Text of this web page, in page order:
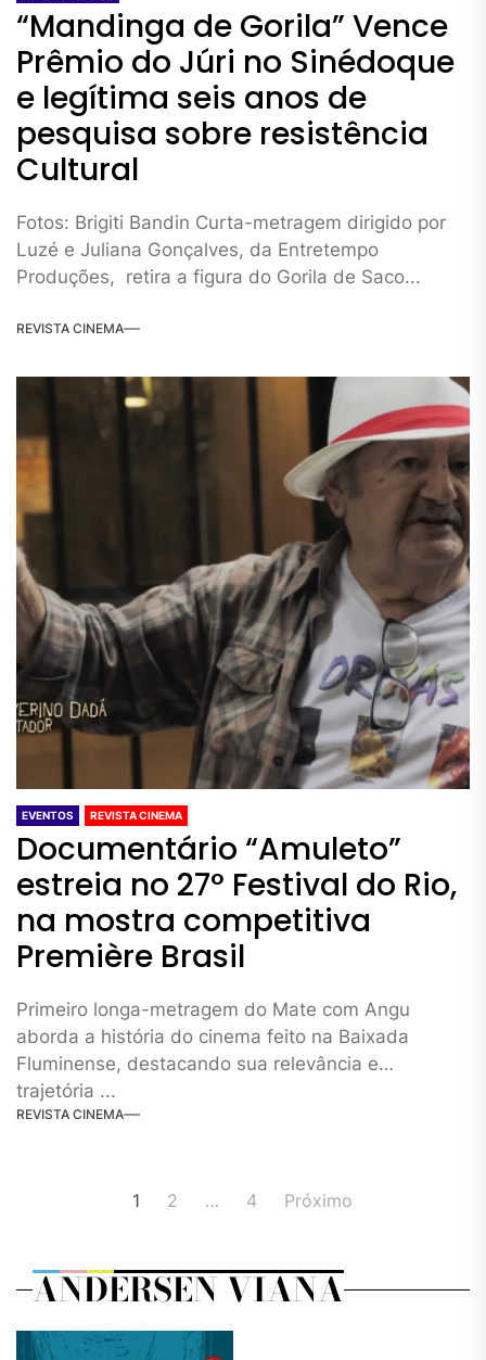
“Mandinga de Gorila” Vence
Prêmio do Júri no Sinédoque
e legítima seis anos de
pesquisa sobre resistência
Cultural
Fotos: Brigiti Bandin Curta-metragem dirigido por
Luzé e Juliana Gonçalves, da Entretempo
Produções, retira a figura do Gorila de Saco...
REVISTA CINEMA
EVENTOS REVISTA CINEMA
Documentário “Amuleto”
estreia no 27° Festival do Rio,
na mostra competitiva
Première Brasil
Primeiro longa-metragem do Mate com Angu
aborda a história do cinema feito na Baixada
Fluminense, destacando sua relevância e
trajetória ...
REVISTA CINEMA
Navegação
posts
1 2 … 4 Próximo
ANDERSEN VIANA